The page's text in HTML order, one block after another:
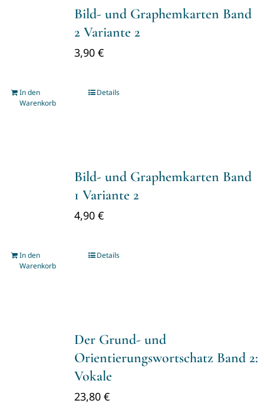
Bild- und Graphemkarten Band
2 Variante 2
3,90 €
In den
Warenkorb
Details
Bild- und Graphemkarten Band
1 Variante 2
4,90 €
In den
Warenkorb
Details
Der Grund- und
Orientierungswortschatz Band 2:
Vokale
23,80 €